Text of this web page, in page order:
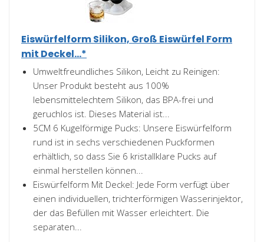
Eiswürfelform Silikon, Groß Eiswürfel Form
mit Deckel...*
Umweltfreundliches Silikon, Leicht zu Reinigen:
Unser Produkt besteht aus 100%
lebensmittelechtem Silikon, das BPA-frei und
geruchlos ist. Dieses Material ist...
5CM 6 Kugelförmige Pucks: Unsere Eiswürfelform
rund ist in sechs verschiedenen Puckformen
erhältlich, so dass Sie 6 kristallklare Pucks auf
einmal herstellen können...
Eiswürfelform Mit Deckel: Jede Form verfügt über
einen individuellen, trichterförmigen Wasserinjektor,
der das Befüllen mit Wasser erleichtert. Die
separaten...